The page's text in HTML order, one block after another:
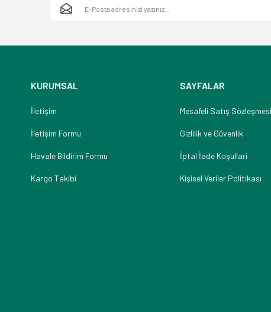
KURUMSAL
İletişim
İletişim Formu
Havale Bildirim Formu
Kargo Takibi
SAYFALAR
Mesafeli Satış Sözleşmesi
Gizlilik ve Güvenlik
İptal İade Koşullari
Kişisel Veriler Politikası